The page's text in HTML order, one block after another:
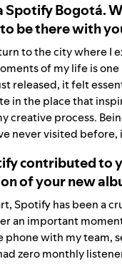
Spotify Bogotá.
be there with
to the city where I
of my life is one
released, it felt
in the place that
creative process.
never visited
contributed to
of your new
Spotify has been a
an important
phone with my team,
zero monthly